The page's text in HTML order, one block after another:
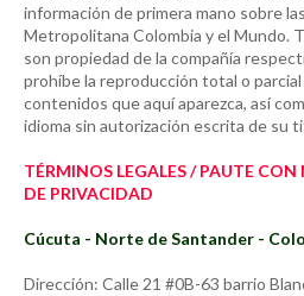
información de primera mano sobre
Metropolitana Colombia y el Mundo.
son propiedad de la compañía
prohíbe la reproducción total o
contenidos que aquí aparezca, así
idioma sin autorización escrita de su
TÉRMINOS LEGALES / PAUTE
DE PRIVACIDAD
Cúcuta - Norte de Santander -
Dirección: Calle 21 #0B-63 barrio